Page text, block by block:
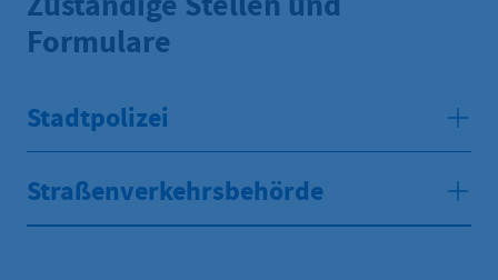
Formulare
Stadtpolizei
Straßenverkehrsbehörde